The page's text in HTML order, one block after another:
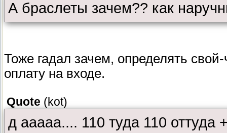
А браслеты зачем?? как
Тоже гадал зачем, определять
оплату на входе.
Quote (kot)
д ааааа.... 110 туда 110